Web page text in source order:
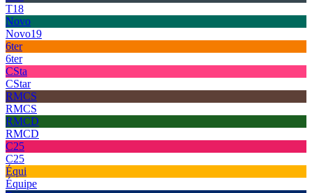
T18
Novo
Novo19
6ter
6ter
CSta
CStar
RMCS
RMCS
RMCD
RMCD
C25
C25
Équi
Équipe